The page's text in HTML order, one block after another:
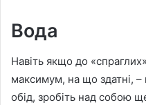
Вода
Навіть якщо до
максимум, на що здатні, –
обід, зробіть над собою